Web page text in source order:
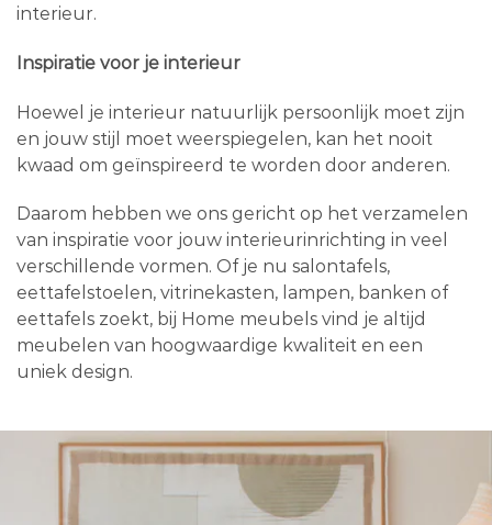
interieur.
Inspiratie voor je interieur
Hoewel je interieur natuurlijk persoonlijk moet zijn
en jouw stijl moet weerspiegelen, kan het nooit
kwaad om geïnspireerd te worden door anderen.
Daarom hebben we ons gericht op het verzamelen
van inspiratie voor jouw interieurinrichting in veel
verschillende vormen. Of je nu salontafels,
eettafelstoelen, vitrinekasten, lampen, banken of
eettafels zoekt, bij Home meubels vind je altijd
meubelen van hoogwaardige kwaliteit en een
uniek design.